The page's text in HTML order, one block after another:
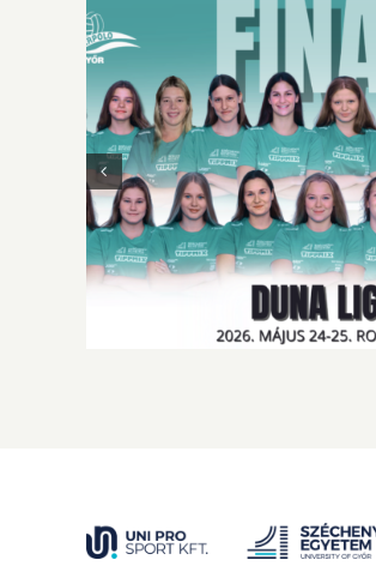
Hibátlanok maradtunk,
Ligát